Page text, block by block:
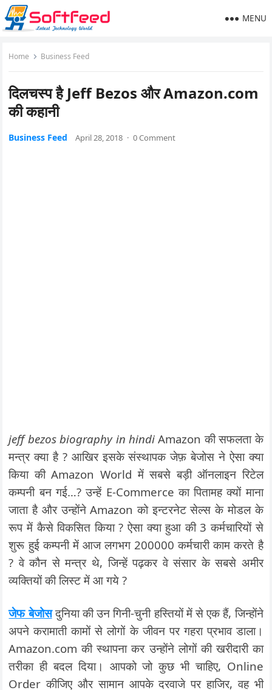
MENU
Home Business Feed
दिलचस्प है Jeff Bezos और Amazon.com
की कहानी
Business Feed April 28, 2018 · 0 Comment
jeff bezos biography in hindi Amazon की सफलता के
मन्त्र क्या है ? आखिर इसके संस्थापक जेफ़ बेजोस ने ऐसा क्या
किया की Amazon World में सबसे बड़ी ऑनलाइन रिटेल
कम्पनी बन गई…? उन्हें E-Commerce का पितामह क्यों माना
जाता है और उन्होंने Amazon को इन्टरनेट सेल्स के मोडल के
रूप में कैसे विकसित किया ? ऐसा क्या हुआ की 3 कर्मचारियों से
शुरू हुई कम्पनी में आज लगभग 200000 कर्मचारी काम करते है
? वे कौन से मन्त्र थे, जिन्हें पढ़कर वे संसार के सबसे अमीर
व्यक्तियों की लिस्ट में आ गये ?
जेफ बेजोसदुनिया की उन गिनी-चुनी हस्तियों में से एक हैं, जिन्होंने
अपने करामाती कामों से लोगों के जीवन पर गहरा प्रभाव डाला।
Amazon.com की स्थापना कर उन्होंने लोगों की खरीदारी का
तरीका ही बदल दिया। आपको जो कुछ भी चाहिए, Online
Order कीजिए और सामान आपके दरवाजे पर हाजिर, वह भी